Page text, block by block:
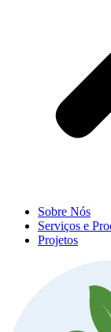
Sobre Nós
Serviços e
Projetos